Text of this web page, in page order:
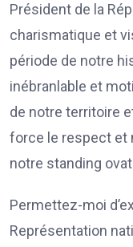
Président de la
charismatique et
période de notre
inébranlable et
de notre territoire
force le respect et
notre standing
Permettez-moi
Représentation